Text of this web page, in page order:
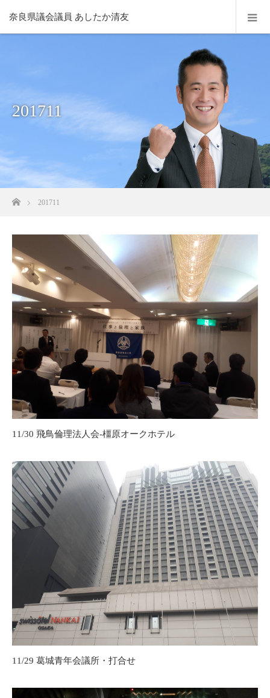
奈良県議会議員 あしたか清友
201711
ホーム201711
11/30 飛鳥倫理法人会-橿原オークホテル
11/29 葛城青年会議所・打合せ